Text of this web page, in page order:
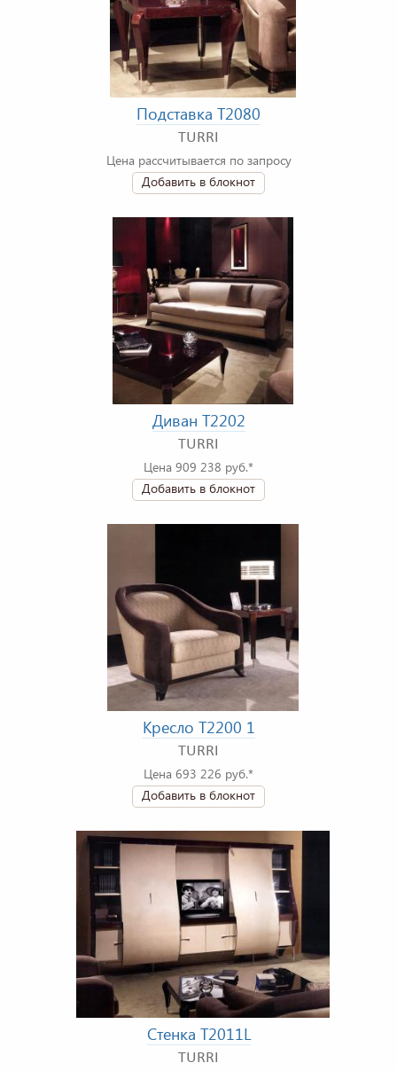
Подставка T2080
TURRI
Цена рассчитывается по запросу
Добавить в блокнот
Диван T2202
TURRI
Цена 909 238 руб.*
Добавить в блокнот
Кресло T2200 1
TURRI
Цена 693 226 руб.*
Добавить в блокнот
Стенка T2011L
TURRI